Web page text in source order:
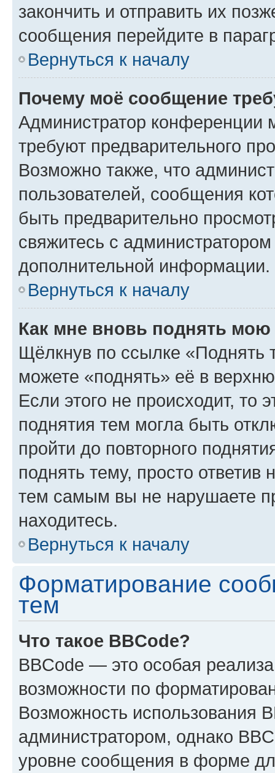
закончить и отправить их
сообщения перейдите в
Вернуться к началу
Почему моё сообщение
Администратор конференции
требуют предварительного
Возможно также, что
пользователей, сообщения
быть предварительно
свяжитесь с
дополнительной информации.
Вернуться к началу
Как мне вновь поднять мою
Щёлкнув по ссылке «Поднять
можете «поднять» её в
Если этого не происходит, то
поднятия тем могла быть
пройти до повторного
поднять тему, просто ответив
тем самым вы не нарушаете
находитесь.
Вернуться к началу
Форматирование
тем
Что такое BBCode?
BBCode — это особая
возможности по
Возможность использования
администратором, однако
уровне сообщения в форме